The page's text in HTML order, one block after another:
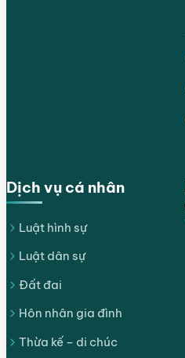
Dịch vụ cá nhân
Luật hình sự
Luật dân sự
Đất đai
Hôn nhân gia đình
Thừa kế – di chúc